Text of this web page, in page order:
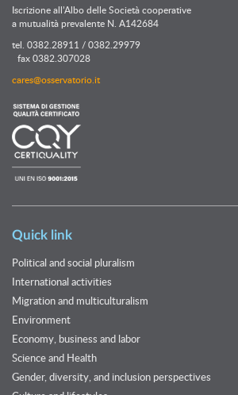
Iscrizione all’Albo delle Società cooperative
a mutualità prevalente N. A142684
tel. 0382.28911 / 0382.29979
fax 0382.307028
cares@osservatorio.it
Quick link
Political and social pluralism
International activities
Migration and multiculturalism
Environment
Economy, business and labor
Science and Health
Gender, diversity, and inclusion perspectives